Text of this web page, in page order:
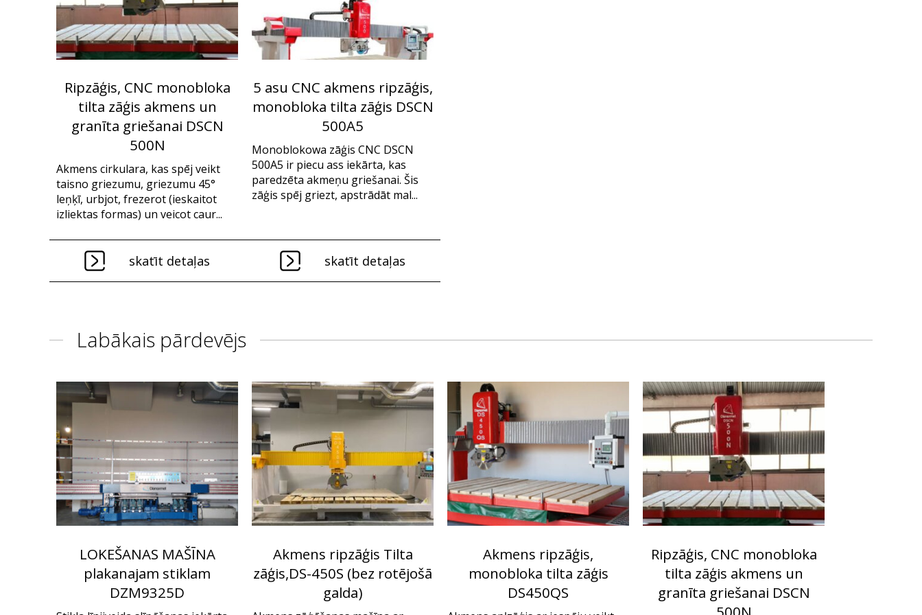
Ripzāģis, CNC monobloka
tilta zāģis akmens un
granīta griešanai DSCN
500N
Akmens cirkulara, kas spēj veikt
taisno griezumu, griezumu 45°
leņķī, urbjot, frezerot (ieskaitot
izliektas formas) un veicot caur...
skatīt detaļas
5 asu CNC akmens ripzāģis,
monobloka tilta zāģis DSCN
500A5
Monoblokowa zāģis CNC DSCN
500A5 ir piecu ass iekārta, kas
paredzēta akmeņu griešanai. Šis
zāģis spēj griezt, apstrādāt mal...
skatīt detaļas
Labākais pārdevējs
LOKEŠANAS MAŠĪNA
plakanajam stiklam
DZM9325D
Akmens ripzāģis Tilta
zāģis,DS-450S (bez rotējošā
galda)
Akmens ripzāģis,
monobloka tilta zāģis
DS450QS
Ripzāģis, CNC monobloka
tilta zāģis akmens un
granīta griešanai DSCN